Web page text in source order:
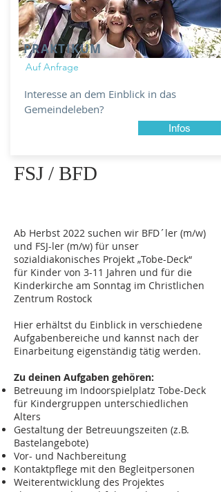
PRAKTIKUM
Auf Anfrage
Interesse an dem Einblick in das
Gemeindeleben?
Infos
FSJ / BFD
Ab Herbst 2022 suchen wir BFD´ler (m/w)
und FSJ-ler (m/w) für unser
sozialdiakonisches Projekt „Tobe-Deck“
für Kinder von 3-11 Jahren und für die
Kinderkirche am Sonntag im Christlichen
Zentrum Rostock
Hier erhältst du Einblick in verschiedene
Aufgabenbereiche und kannst nach der
Einarbeitung eigenständig tätig werden.
Zu deinen Aufgaben gehören:
Betreuung im Indoorspielplatz Tobe-Deck
für Kindergruppen unterschiedlichen
Alters
Gestaltung der Betreuungszeiten (z.B.
Bastelangebote)
Vor- und Nachbereitung
Kontaktpflege mit den Begleitpersonen
Weiterentwicklung des Projektes